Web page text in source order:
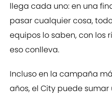
llega cada uno: en una
pasar cualquier cosa,
equipos lo saben, con los
eso conlleva.
Incluso en la campaña
años, el City puede